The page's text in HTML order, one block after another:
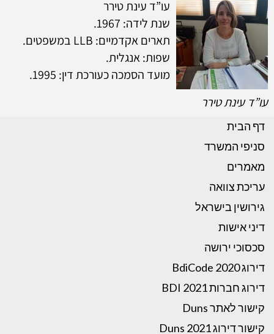
עו”ד עינת טירר
עו”ד עינת טירר
שנת לידה: 1967.
תארים אקדמיים: LLB במשפטים.
שפות: אנגלית.
מועד הסמכה כעורכת דין: 1995.
דף הבית
סניפי המשרד
מאמרים
עריכת צוואה
גירושין בישראל
דיני אישות
סכסוכי ירושה
דירוג BdiCode 2020
דירוג חברות BDI 2021
קישור לאתר Duns
קישור דירוג Duns 2021